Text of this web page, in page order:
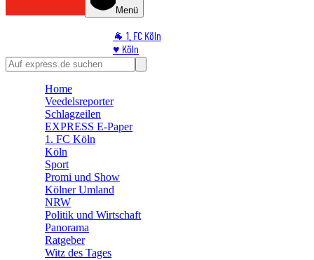
Menü
🐐 1. FC Köln
♥️ Köln
⭐ Promi
🛒 Shoppingwelt
Home
Veedelsreporter
Schlagzeilen
EXPRESS E-Paper
1. FC Köln
Köln
Sport
Promi und Show
Kölner Umland
NRW
Politik und Wirtschaft
Panorama
Ratgeber
Witz des Tages